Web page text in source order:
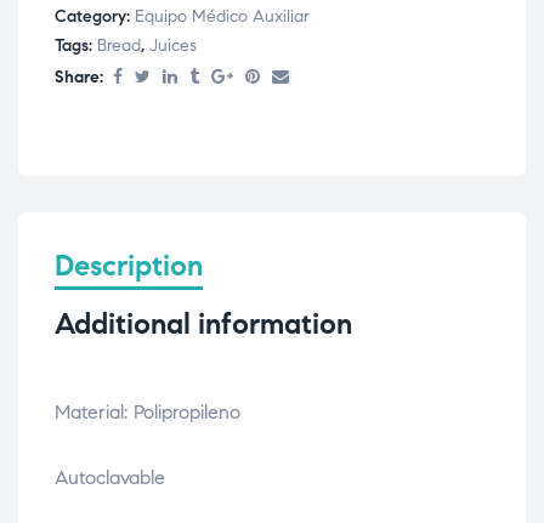
Category: Equipo Médico Auxiliar
Tags: Bread, Juices
Share:
Description
Additional information
Material: Polipropileno
Autoclavable